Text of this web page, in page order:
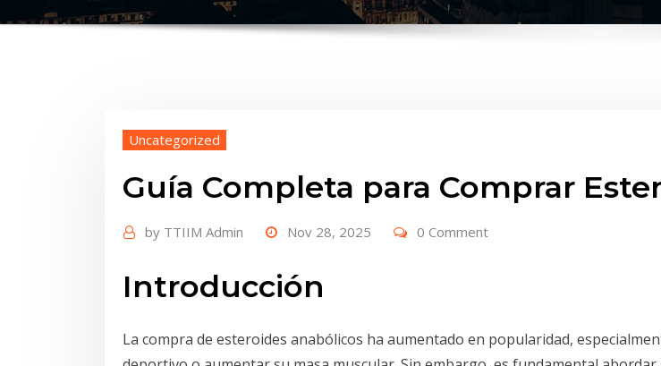
Uncategorized
Guía Completa para Comprar
by TTIIM Admin Nov 28, 2025 0 Comment
Introducción
La compra de esteroides anabólicos ha aumentado en popularidad,